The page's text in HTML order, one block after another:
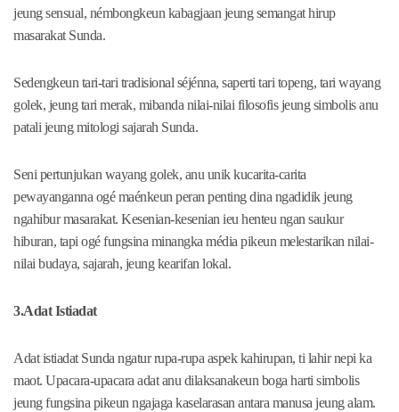
jeung sensual, némbongkeun kabagjaan jeung semangat hirup
masarakat Sunda.
Sedengkeun tari-tari tradisional séjénna, saperti tari topeng, tari wayang
golek, jeung tari merak, mibanda nilai-nilai filosofis jeung simbolis anu
patali jeung mitologi sajarah Sunda.
Seni pertunjukan wayang golek, anu unik kucarita-carita
pewayanganna ogé maénkeun peran penting dina ngadidik jeung
ngahibur masarakat. Kesenian-kesenian ieu henteu ngan saukur
hiburan, tapi ogé fungsina minangka média pikeun melestarikan nilai-
nilai budaya, sajarah, jeung kearifan lokal.
3.Adat Istiadat
Adat istiadat Sunda ngatur rupa-rupa aspek kahirupan, ti lahir nepi ka
maot. Upacara-upacara adat anu dilaksanakeun boga harti simbolis
jeung fungsina pikeun ngajaga kaselarasan antara manusa jeung alam.